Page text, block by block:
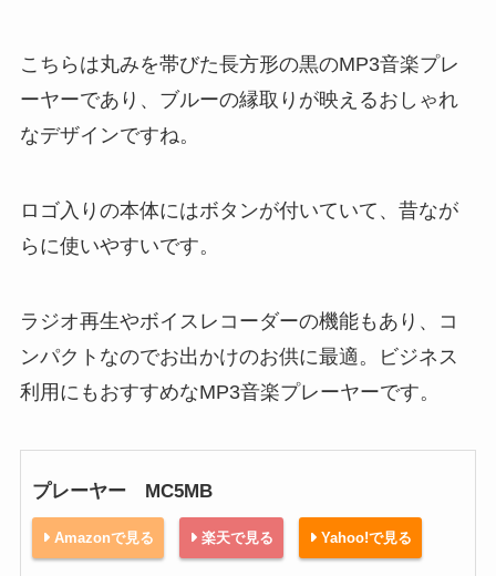
こちらは丸みを帯びた長方形の黒のMP3音楽プレ
ーヤーであり、ブルーの縁取りが映えるおしゃれ
なデザインですね。
ロゴ入りの本体にはボタンが付いていて、昔なが
らに使いやすいです。
ラジオ再生やボイスレコーダーの機能もあり、コ
ンパクトなのでお出かけのお供に最適。ビジネス
利用にもおすすめなMP3音楽プレーヤーです。
プレーヤー MC5MB
Amazonで見る 楽天で見る Yahoo!で見る